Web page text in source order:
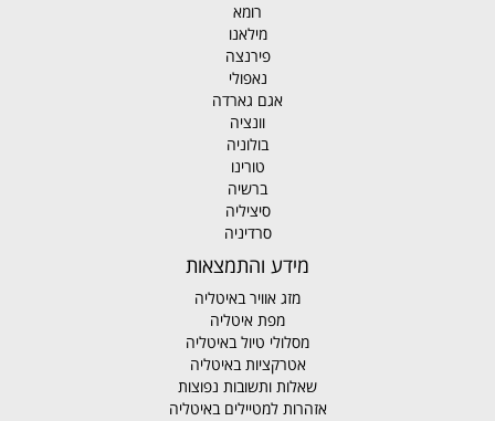
רומא
מילאנו
פירנצה
נאפולי
אגם גארדה
וונציה
בולוניה
טורינו
ברשיה
סיציליה
סרדיניה
מידע והתמצאות
מזג אוויר באיטליה
מפת איטליה
מסלולי טיול באיטליה
אטרקציות באיטליה
שאלות ותשובות נפוצות
אזהרות למטיילים באיטליה